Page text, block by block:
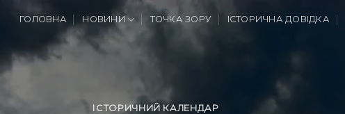
ГОЛОВНА НОВИНИ ТОЧКА ЗОРУ ІСТОРИЧНА ДОВІДКА
ІСТОРИЧНИЙ КАЛЕНДАР